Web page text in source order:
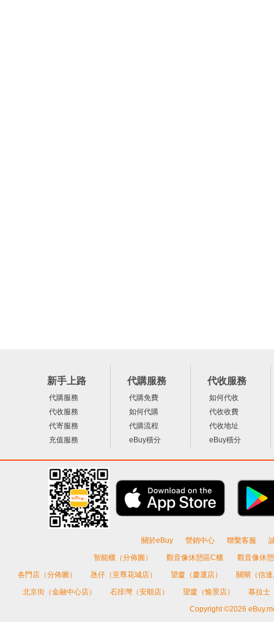
新手上路
代購服務
代收服務
代寄服務
充值服務
代購服務
代購免費
如何代購
代購流程
eBuy積分
代收服務
如何代收
代收收費
代收地址
eBuy積分
關於eBuy 營銷中心 聯繫客服
智能櫃（分佈圖）
觀音像休憩區C櫃
觀音像休
各門店（分佈圖）
氹仔（至尊花城店） 望廈（慶運店）
關閘（信
北京街（金融中心店）
石排灣（安順店） 望廈（愉景店）
慕拉士
Copyright ©2026